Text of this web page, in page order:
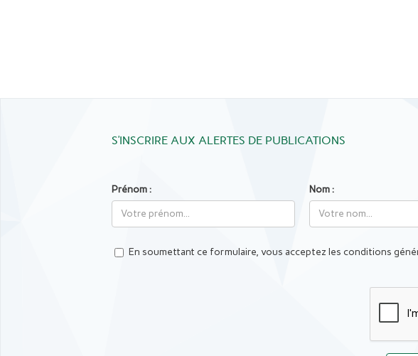
S’INSCRIRE AUX ALERTES DE PUBLICATIONS
Prénom : Nom :
En soumettant ce formulaire, vous acceptez les conditions